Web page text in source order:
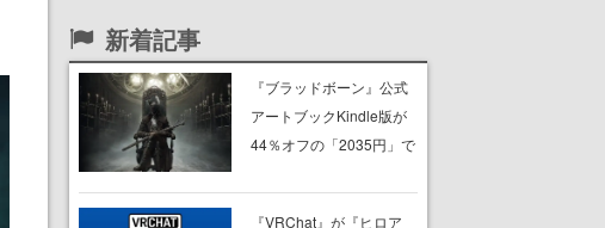
新着記事
『ブラッドボーン』公式
アートブックKindle版が
44％オフの「2035円」で
『VRChat』が『ヒロア